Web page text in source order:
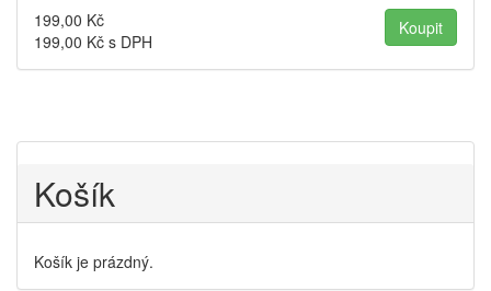
199,00 Kč
199,00 Kč s DPH
Košík
Košík je prázdný.